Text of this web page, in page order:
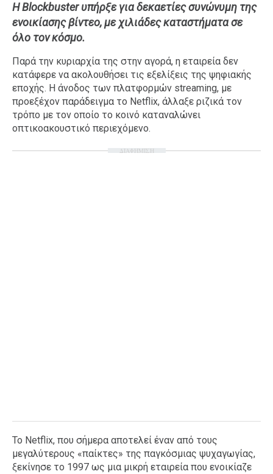
LIFE
Food
Body+Mind
Ταξίδια
Style
Σπίτι
Family
Σχέσεις
Η Blockbuster υπήρξε για δεκαετίες συνώνυμη της
ενοικίασης βίντεο, με χιλιάδες καταστήματα σε
όλο τον κόσμο.
Παρά την κυριαρχία της στην αγορά, η εταιρεία δεν
κατάφερε να ακολουθήσει τις εξελίξεις της ψηφιακής
εποχής. Η άνοδος των πλατφορμών streaming, με
προεξέχον παράδειγμα το Netflix, άλλαξε ριζικά τον
τρόπο με τον οποίο το κοινό καταναλώνει
οπτικοακουστικό περιεχόμενο.
ΔΙΑΦΗΜΙΣΗ
Το Netflix, που σήμερα αποτελεί έναν από τους
μεγαλύτερους «παίκτες» της παγκόσμιας ψυχαγωγίας,
ξεκίνησε το 1997 ως μια μικρή εταιρεία που ενοικίαζε